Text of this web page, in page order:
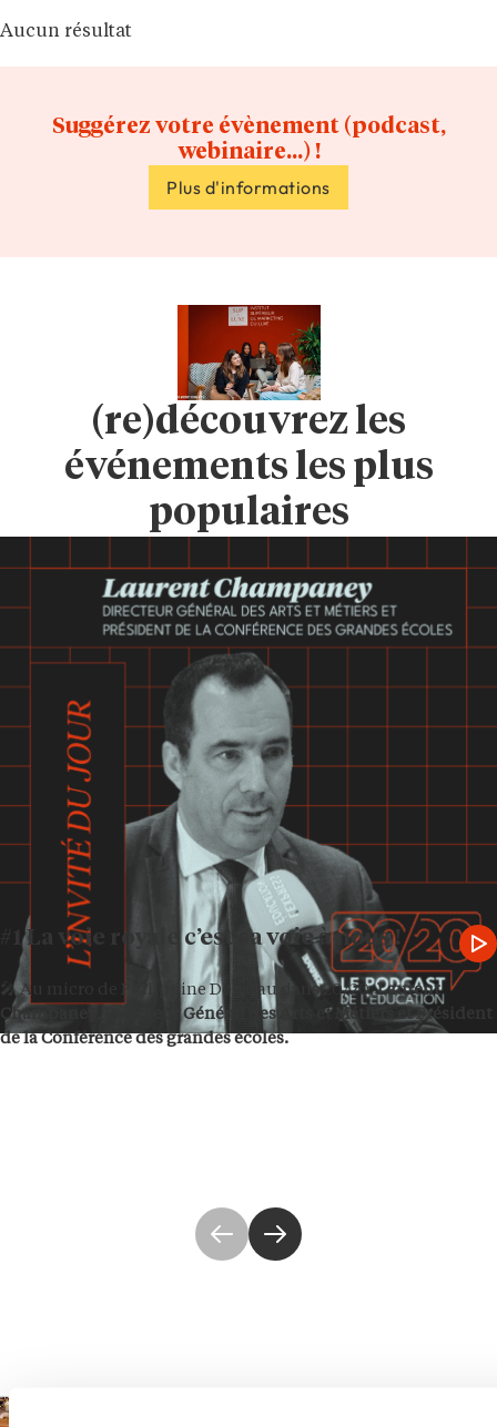
Aucun résultat
Suggérez votre évènement (podcast,
webinaire...) !
Plus d'informations
(re)découvrez les
événements les plus
populaires
#1 La voie royale c’est sa voie à nous !
🎤 Au micro de Philippine Dolbeau dans 20/20,Laurent
Champaney, Directeur Général des Arts et Métiers et Président
de la Conférence des grandes écoles.